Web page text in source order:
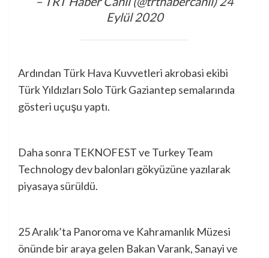
Eylül 2020
Ardından Türk Hava Kuvvetleri akrobasi ekibi
Türk Yıldızları Solo Türk Gaziantep semalarında
gösteri uçuşu yaptı.
Daha sonra TEKNOFEST ve Turkey Team
Technology dev balonları gökyüzüne yazılarak
piyasaya sürüldü.
25 Aralık’ta Panoroma ve Kahramanlık Müzesi
önünde bir araya gelen Bakan Varank, Sanayi ve